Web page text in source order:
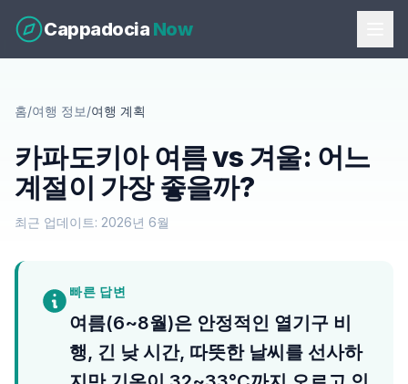
Cappadocia Now
홈/여행 정보/여행 계획
카파도키아 여름 vs 겨울: 어느
계절이 가장 좋을까?
최근 업데이트: 2026년 6월
빠른 답변
여름(6~8월)은 안정적인 열기구 비
행, 긴 낮 시간, 따뜻한 날씨를 선사하